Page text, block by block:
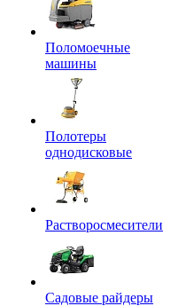
Поломоечные
машины
Полотеры
однодисковые
Растворосмесители
Садовые райдеры